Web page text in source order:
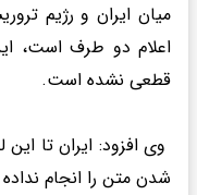
میان ایران و رژیم
اعلام دو طرف است،
قطعی نشده است.
وی افزود: ایران تا
شدن متن را انجام